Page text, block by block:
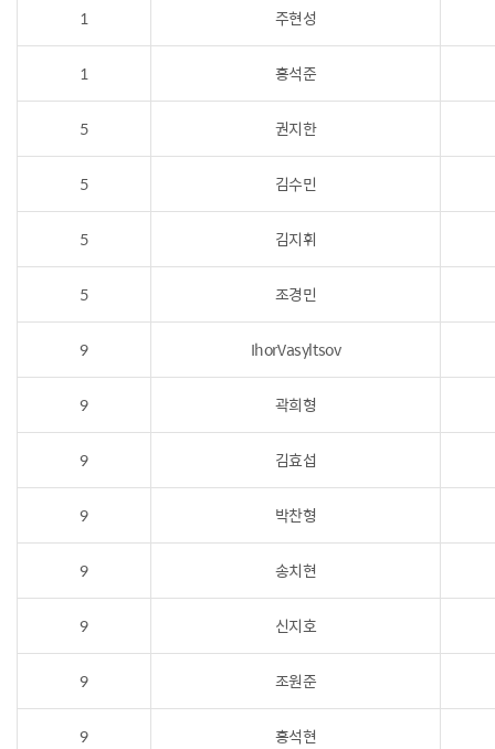
1 주현성
1 홍석준
5 권지한
5 김수민
5 김지휘
5 조경민
9 IhorVasyltsov
9 곽희형
9 김효섭
9 박찬형
9 송치현
9 신지호
9 조원준
9 홍석현